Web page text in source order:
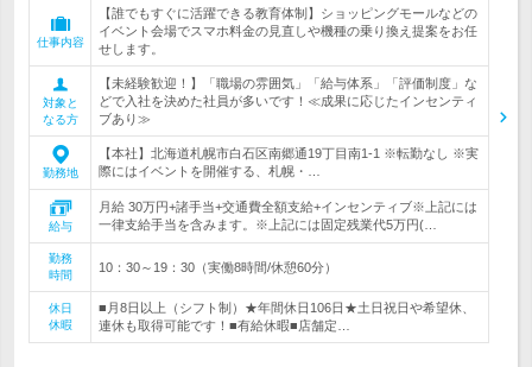
仕事内容
【誰でもすぐに活躍できる教育体制】ショッピングモールなどの
イベント会場でスマホ料金の見直しや機種の乗り換え提案をお任
せします。
対象と
なる方
【未経験歓迎！】「職場の雰囲気」「給与体系」「評価制度」な
どで入社を決めた社員が多いです！≪成果に応じたインセンティ
ブあり≫
勤務地
【本社】北海道札幌市白石区南郷通19丁目南1-1 ※転勤なし ※実
際にはイベントを開催する、札幌・…
給与
月給 30万円+諸手当+交通費全額支給+インセンティブ※上記には
一律支給手当を含みます。※上記には固定残業代5万円(…
勤務
時間
10：30～19：30（実働8時間/休憩60分）
休日
休暇
■月8日以上（シフト制）★年間休日106日★土日祝日や希望休、
連休も取得可能です！■有給休暇■店舗定…